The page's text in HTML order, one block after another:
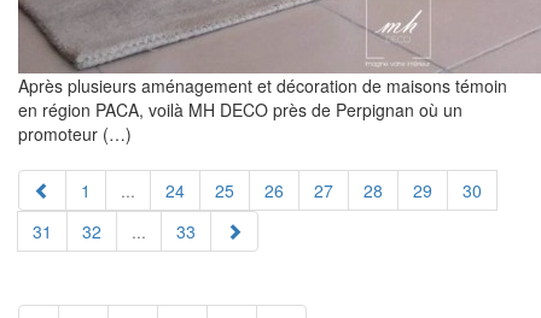
Après plusieurs aménagement et décoration de maisons témoin
en région PACA, voilà MH DECO près de Perpignan où un
promoteur (…)
1 ... 24 25 26 27 28 29
30
31
32 ... 33